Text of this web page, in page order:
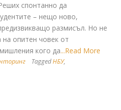
спонтанно да
– нещо ново,
размисъл. Но не
опитен човек от
кого да...Read More
TaggedНБУ,